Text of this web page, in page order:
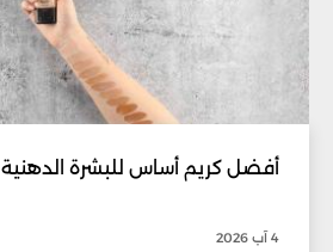
أفضل كريم أساس للبشرة الدهنية
4 آب 2026